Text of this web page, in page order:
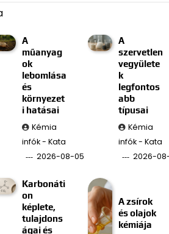
A
műanyag
ok
lebomlása
és
környezet
i hatásai
Kémia
infók - Kata
2026-08-05
A
szervetlen
vegyülete
k
legfontos
abb
típusai
Kémia
infók - Kata
2026-
Karbonáti
on
képlete,
tulajdons
ágai és
A zsírok
és olajok
kémiája